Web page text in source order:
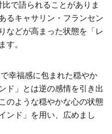
で語られることがありま
るキャサリン・フランセン
などが高まった状態を「レ
。
幸福感に包まれた穏やか
ド」とは逆の感情を引き出
のような穏やかな心の状態
ンド」を用い、広めまし